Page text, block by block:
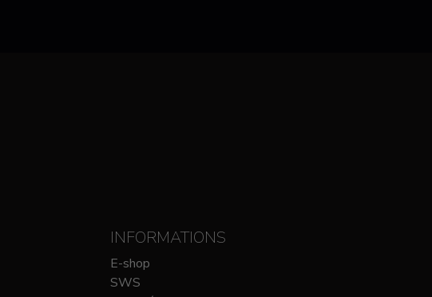
INFORMATIONS
E-shop
SWS